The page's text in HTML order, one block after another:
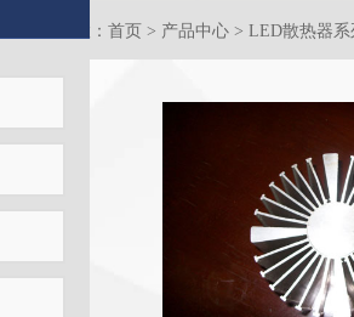
当前位置：首页 > 产品中心 > LED散热器系